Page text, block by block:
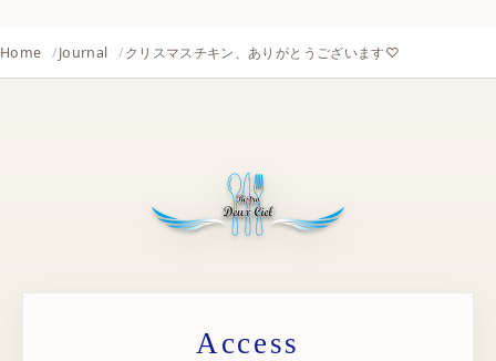
Home Journal クリスマスチキン、ありがとうございます♡
Access